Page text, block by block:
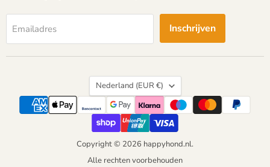
Emailadres Inschrijven
Land
Nederland (EUR €)
Copyright © 2026 happyhond.nl.
Alle rechten voorbehouden